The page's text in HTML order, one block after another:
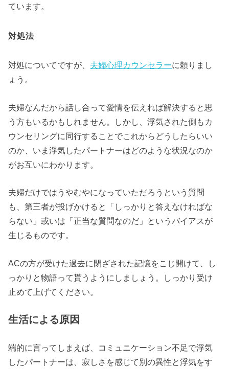
ています。
対処法
対処についてですが、 夫婦心理カウンセラーに頼りまし
ょう。
夫婦なんだから話し合って愛情を伝えれば解決すると思
う方もいるかもしれません。しかし、浮気された側もカ
ウンセリングに同行することでこれからどうしたらいい
のか、いま浮気したパートナーはどのような状況なのか
がお互いにわかります。
夫婦だけではうやむやになっていただろうという質問
も、第三者が投げかけると「しっかりと答えなければな
らない」或いは「正当な質問なのだ」というバイアスが
生じるものです。
ACの方が受けた過去に閉ざされた記憶をこじ開けて、し
っかりと物語って貰うようにしましょう。しっかり受け
止めて上げてください。
生活による原因
端的に言ってしまえば、コミュニケーション不足で浮気
したパートナーは、寂しさを感じて別の異性と浮気をす